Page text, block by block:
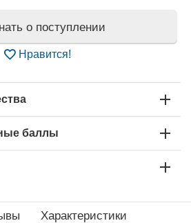
о поступлении
Нравится!
баллы
Характеристики